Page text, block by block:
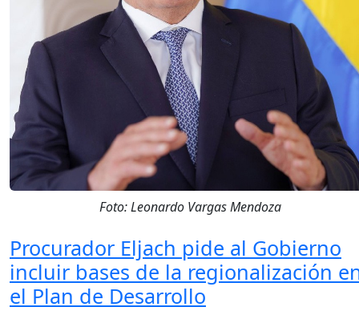
Foto: Leonardo Vargas Mendoza
Procurador Eljach pide al Gobierno
incluir bases de la regionalización
el Plan de Desarrollo